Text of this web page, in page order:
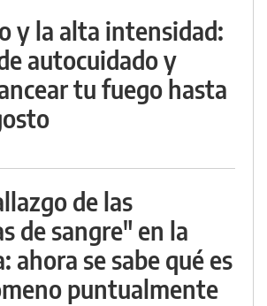
y la alta intensidad:
autocuidado y
tu fuego hasta
de las
de sangre" en la
ahora se sabe qué es
puntualmente